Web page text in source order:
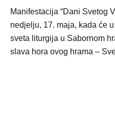
Manifestacija “Dani Svetog
nedjelju, 17. maja, kada će
sveta liturgija u Sabornom
slava hora ovog hrama –